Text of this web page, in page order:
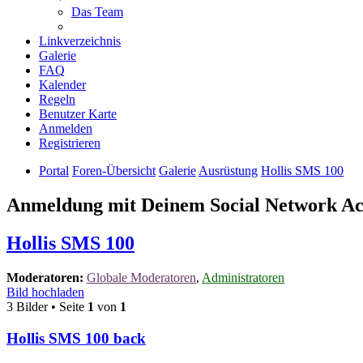
Das Team
Linkverzeichnis
Galerie
FAQ
Kalender
Regeln
Benutzer Karte
Anmelden
Registrieren
Portal Foren-Übersicht Galerie Ausrüstung Hollis SMS 100
Anmeldung mit Deinem Social Network
Hollis SMS 100
Moderatoren: Globale Moderatoren, Administratoren
Bild hochladen
3 Bilder • Seite 1 von 1
Hollis SMS 100 back